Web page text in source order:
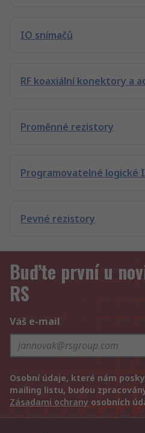
IO snímačů
RF koaxiální konektory a
Proměnné rezistory
Programovatelné logické
Pevné rezistory
Buďte první u
RS
Váš e-mail
Osobní údaje, které nám
mailing listu, budou
Zásadami ochrany osobních